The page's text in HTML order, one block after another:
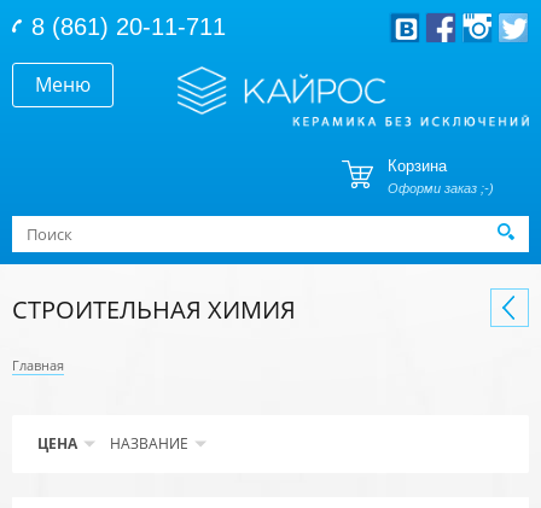
Меню
8 (861) 20-11-711
Корзина
Оформи заказ ;-)
Форма поиска
Поиск
СТРОИТЕЛЬНАЯ ХИМИЯ
Главная
ЦЕНА НАЗВАНИЕ